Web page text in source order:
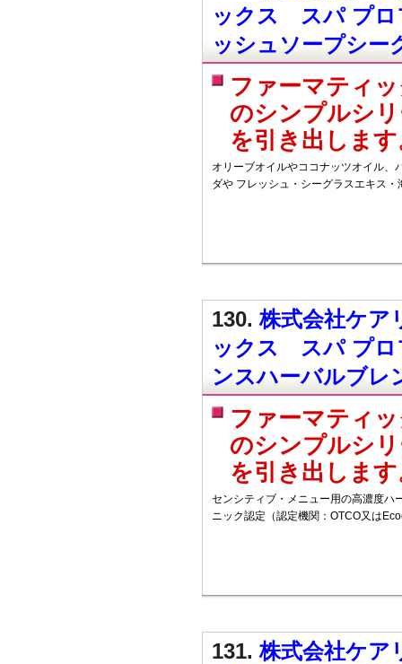
ックス スパ プ
ッシュソープシー
ファーマティ
のシンプルシ
を引き出します
オリーブオイルやココナッツオイル、
ダや フレッシュ・シーグラスエキス・
130.株式会社ケア
ックス スパ プ
ンスハーバルブレ
ファーマティ
のシンプルシ
を引き出します
センシティブ・メニュー用の高濃度ハ
ニック認定（認定機関：OTCO又は
131.株式会社ケア